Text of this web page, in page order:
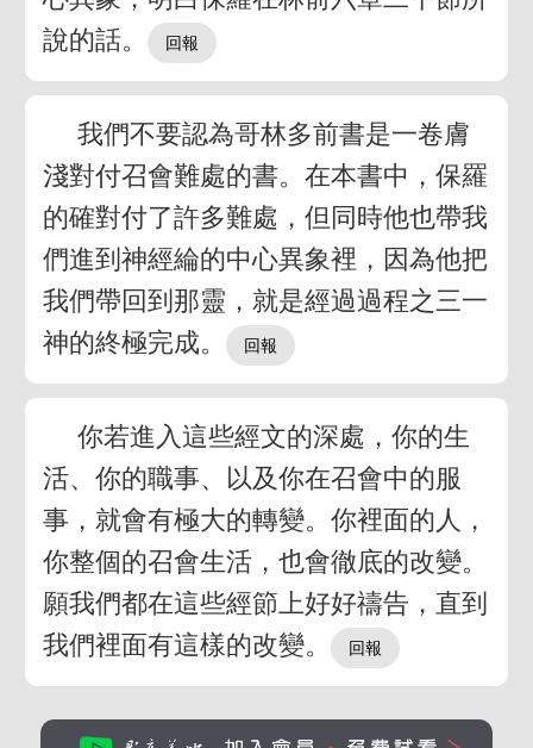
說的話。
我們不要認為哥林多前書是一卷膚
淺對付召會難處的書。在本書中，保羅
的確對付了許多難處，但同時他也帶我
們進到神經綸的中心異象裡，因為他把
我們帶回到那靈，就是經過過程之三一
神的終極完成。
你若進入這些經文的深處，你的生
活、你的職事、以及你在召會中的服
事，就會有極大的轉變。你裡面的人，
你整個的召會生活，也會徹底的改變。
願我們都在這些經節上好好禱告，直到
我們裡面有這樣的改變。